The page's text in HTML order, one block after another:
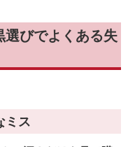
選びでよくある失
ミス